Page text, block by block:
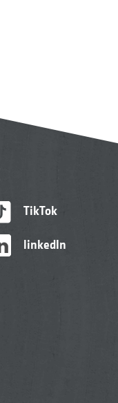
TikTok
linkedIn